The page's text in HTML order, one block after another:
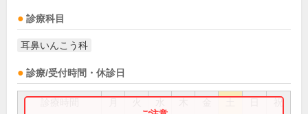
診療科目
耳鼻いんこう科
診療/受付時間・休診日
祝